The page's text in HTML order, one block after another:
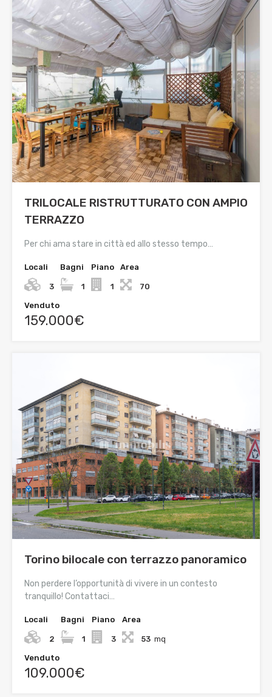
TRILOCALE RISTRUTTURATO CON AMPIO
TERRAZZO
Per chi ama stare in città ed allo stesso tempo…
Locali
3
Bagni
1
Piano
1
Area
70
Venduto
159.000€
Torino bilocale con terrazzo panoramico
Non perdere l’opportunità di vivere in un contesto
tranquillo! Contattaci…
Locali
2
Bagni
1
Piano
3
Area
53 mq
Venduto
109.000€